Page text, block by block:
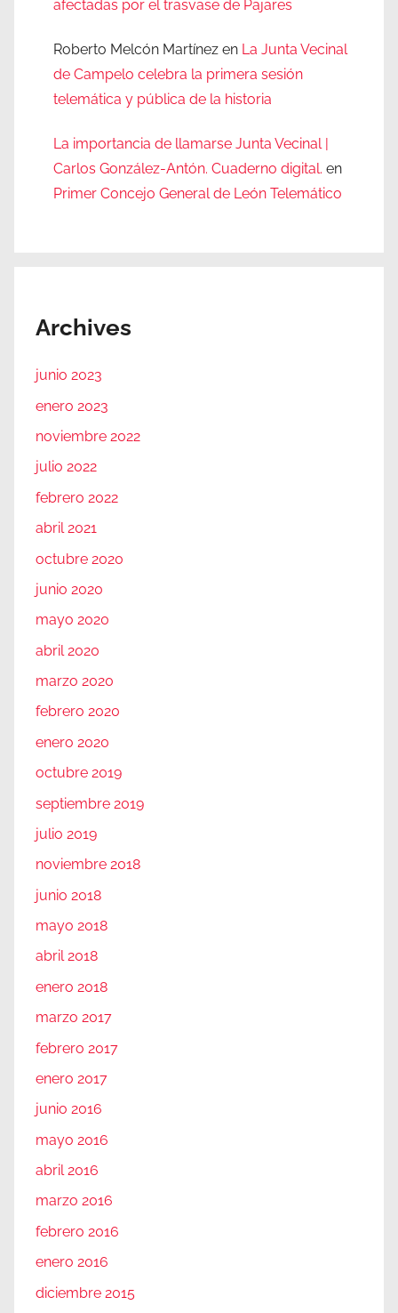
afectadas por el trasvase de Pajares
Roberto Melcón Martínez en La Junta Vecinal
de Campelo celebra la primera sesión
telemática y pública de la historia
La importancia de llamarse Junta Vecinal |
Carlos González-Antón. Cuaderno digital. en
Primer Concejo General de León Telemático
Archives
junio 2023
enero 2023
noviembre 2022
julio 2022
febrero 2022
abril 2021
octubre 2020
junio 2020
mayo 2020
abril 2020
marzo 2020
febrero 2020
enero 2020
octubre 2019
septiembre 2019
julio 2019
noviembre 2018
junio 2018
mayo 2018
abril 2018
enero 2018
marzo 2017
febrero 2017
enero 2017
junio 2016
mayo 2016
abril 2016
marzo 2016
febrero 2016
enero 2016
diciembre 2015